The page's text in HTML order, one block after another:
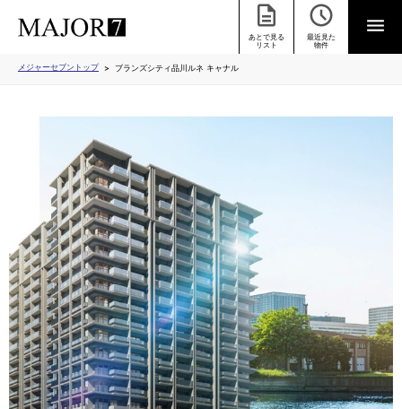
あとで見る
リスト
最近見た
物件
メジャーセブントップ ブランズシティ品川ルネ キャナル